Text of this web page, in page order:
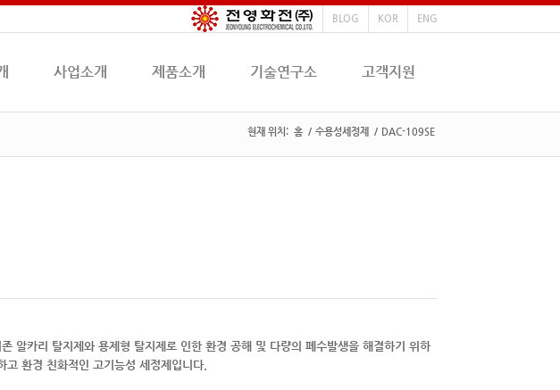
BLOG KOR ENG
사업소개 제품소개 기술연구소 고객지원
현재 위치: 홈 / 수용성세정제 / DAC-109SE
알카리 탈지제와 용제형 탈지제로 인한 환경 공해 및 다량의 폐수발생을 해결하기 위하
환경 친화적인 고기능성 세정제입니다.